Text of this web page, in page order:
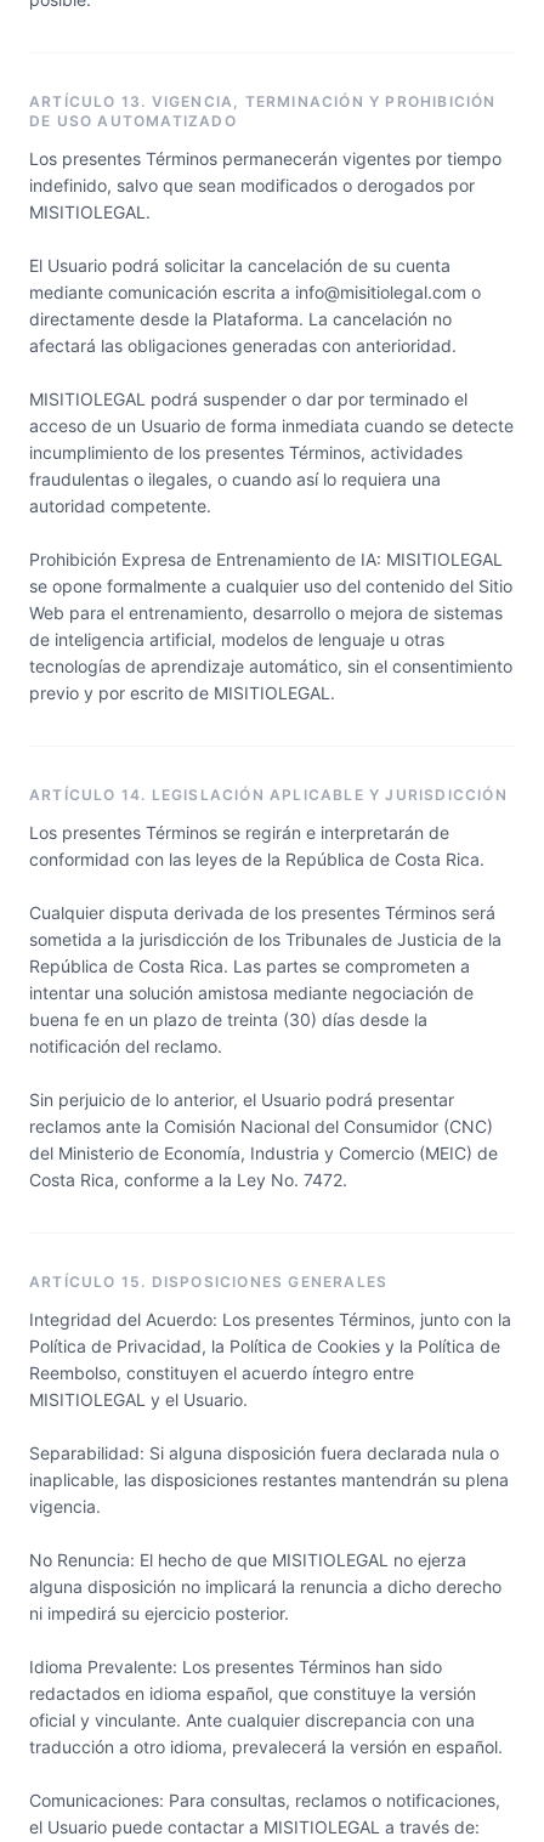
ARTÍCULO 13. VIGENCIA, TERMINACIÓN Y PROHIBICIÓN
DE USO AUTOMATIZADO
Los presentes Términos permanecerán vigentes por tiempo
indefinido, salvo que sean modificados o derogados por
MISITIOLEGAL.
El Usuario podrá solicitar la cancelación de su cuenta
mediante comunicación escrita a info@misitiolegal.com o
directamente desde la Plataforma. La cancelación no
afectará las obligaciones generadas con anterioridad.
MISITIOLEGAL podrá suspender o dar por terminado el
acceso de un Usuario de forma inmediata cuando se detecte
incumplimiento de los presentes Términos, actividades
fraudulentas o ilegales, o cuando así lo requiera una
autoridad competente.
Prohibición Expresa de Entrenamiento de IA: MISITIOLEGAL
se opone formalmente a cualquier uso del contenido del Sitio
Web para el entrenamiento, desarrollo o mejora de sistemas
de inteligencia artificial, modelos de lenguaje u otras
tecnologías de aprendizaje automático, sin el consentimiento
previo y por escrito de MISITIOLEGAL.
ARTÍCULO 14. LEGISLACIÓN APLICABLE Y JURISDICCIÓN
Los presentes Términos se regirán e interpretarán de
conformidad con las leyes de la República de Costa Rica.
Cualquier disputa derivada de los presentes Términos será
sometida a la jurisdicción de los Tribunales de Justicia de la
República de Costa Rica. Las partes se comprometen a
intentar una solución amistosa mediante negociación de
buena fe en un plazo de treinta (30) días desde la
notificación del reclamo.
Sin perjuicio de lo anterior, el Usuario podrá presentar
reclamos ante la Comisión Nacional del Consumidor (CNC)
del Ministerio de Economía, Industria y Comercio (MEIC) de
Costa Rica, conforme a la Ley No. 7472.
ARTÍCULO 15. DISPOSICIONES GENERALES
Integridad del Acuerdo: Los presentes Términos, junto con la
Política de Privacidad, la Política de Cookies y la Política de
Reembolso, constituyen el acuerdo íntegro entre
MISITIOLEGAL y el Usuario.
Separabilidad: Si alguna disposición fuera declarada nula o
inaplicable, las disposiciones restantes mantendrán su plena
vigencia.
No Renuncia: El hecho de que MISITIOLEGAL no ejerza
alguna disposición no implicará la renuncia a dicho derecho
ni impedirá su ejercicio posterior.
Idioma Prevalente: Los presentes Términos han sido
redactados en idioma español, que constituye la versión
oficial y vinculante. Ante cualquier discrepancia con una
traducción a otro idioma, prevalecerá la versión en español.
Comunicaciones: Para consultas, reclamos o notificaciones,
el Usuario puede contactar a MISITIOLEGAL a través de: